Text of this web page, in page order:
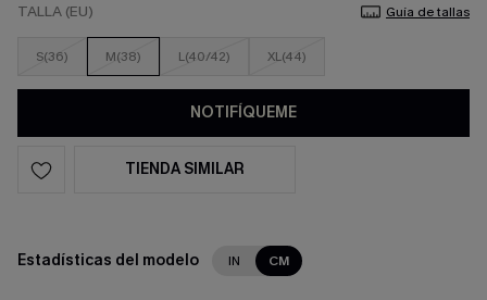
TALLA (EU) Guía de tallas
S(36) M(38) L(40/42) XL(44)
NOTIFÍQUEME
TIENDA SIMILAR
Estadísticas del modelo IN CM